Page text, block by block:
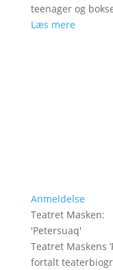
teenager og
Læs mere
Anmeldelse
Teatret Masken:
'Petersuaq'
Teatret Maskens
fortalt